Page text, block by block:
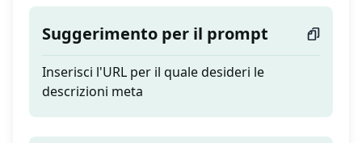
Suggerimento per il prompt
Inserisci l'URL per il quale desideri le
descrizioni meta